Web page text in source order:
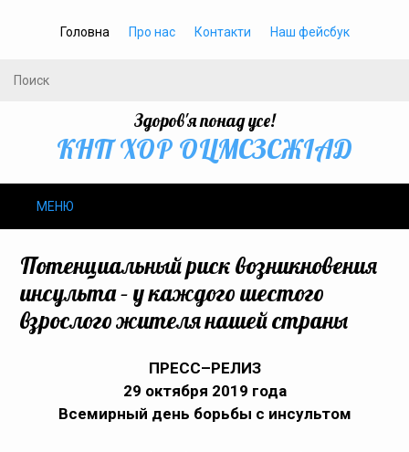
Головна Про нас Контакти Наш фейсбук
Здоров'я понад усе!
КНП ХОР ОЦМСЗСЖIАД
МЕНЮ
Громадське здоров’я
Потенциальный риск возникновения
инсульта – у каждого шестого
взрослого жителя нашей страны
ПРЕСС–РЕЛИЗ
29 октября 2019 года
Всемирный день борьбы с инсультом